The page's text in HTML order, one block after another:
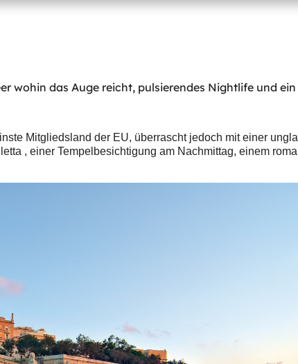
wohin das Auge reicht, pulsierendes Nightlife und
Mitgliedsland der EU, überrascht jedoch mit einer
, einer Tempelbesichtigung am Nachmittag, einem